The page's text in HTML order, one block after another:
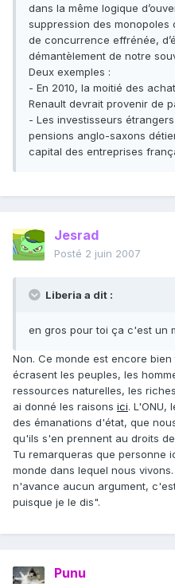
dans la même logique
suppression des monopoles
de concurrence effrénée,
démantèlement de notre
Deux exemples :
- En 2010, la moitié des
Renault devrait provenir de
- Les investisseurs
pensions anglo-saxons
capital des entreprises
Jesrad
Posté 2 juin 2007
Liberia a dit :
en gros pour toi ça c'est un
Non. Ce monde est encore
écrasent les peuples, les
ressources naturelles, les
ai donné les raisons ici. L'ONU,
des émanations d'état, que
qu'ils s'en prennent au droits
Tu remarqueras que personne
monde dans lequel nous
n'avance aucun argument,
puisque je le dis".
Punu